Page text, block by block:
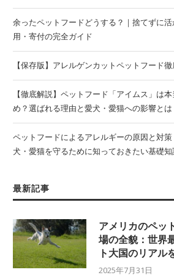
余ったペットフードどうする？｜捨てずに
用・寄付の完全ガイド
【保存版】アレルゲンカットペットフード
【徹底解説】ペットフード「アイムス」は
め？選ばれる理由と愛犬・愛猫への影響とは
ペットフードによるアレルギーの原因と対
犬・愛猫を守るために知っておきたい基礎知
最新記事
アメリカのペッ
場の全貌：世界
ト大国のリアル
2025年7月31日